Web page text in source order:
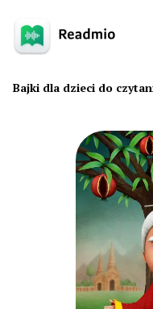
Bajki dla dzieci do